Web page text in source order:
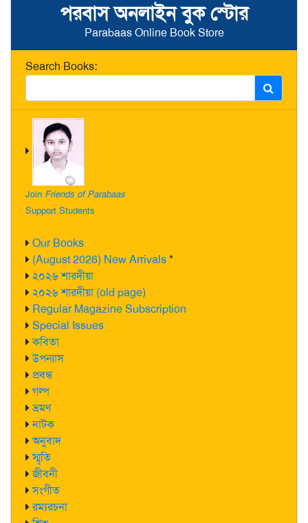
পরবাস অনলাইন বুক স্টোর
Parabaas Online Book Store
Search Books:
Join Friends of Parabaas
Support Students
Our Books
(August 2026) New Arrivals*
২০২৬ শারদীয়া
২০২৬ শারদীয়া (old page)
Regular Magazine Subscription
Special Issues
কবিতা
উপন্যাস
প্রবন্ধ
গল্প
ভ্রমণ
নাটক
অনুবাদ
স্মৃতি
জীবনী
সংগীত
রম্যরচনা